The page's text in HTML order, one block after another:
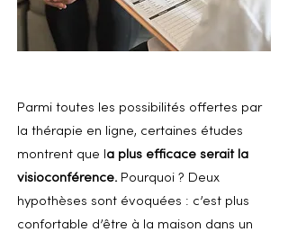
Parmi toutes les possibilités offertes par
la thérapie en ligne, certaines études
montrent que l a plus efficace serait la
visioconférence. Pourquoi ? Deux
hypothèses sont évoquées : c’est plus
confortable d’être à la maison dans un